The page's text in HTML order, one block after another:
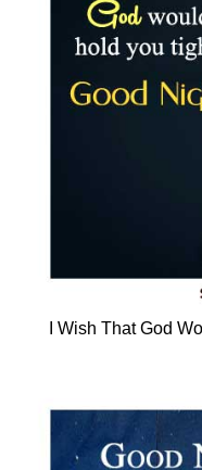
I Wish That God